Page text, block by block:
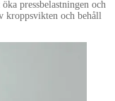
pressbelastningen och
kroppsvikten och behåll